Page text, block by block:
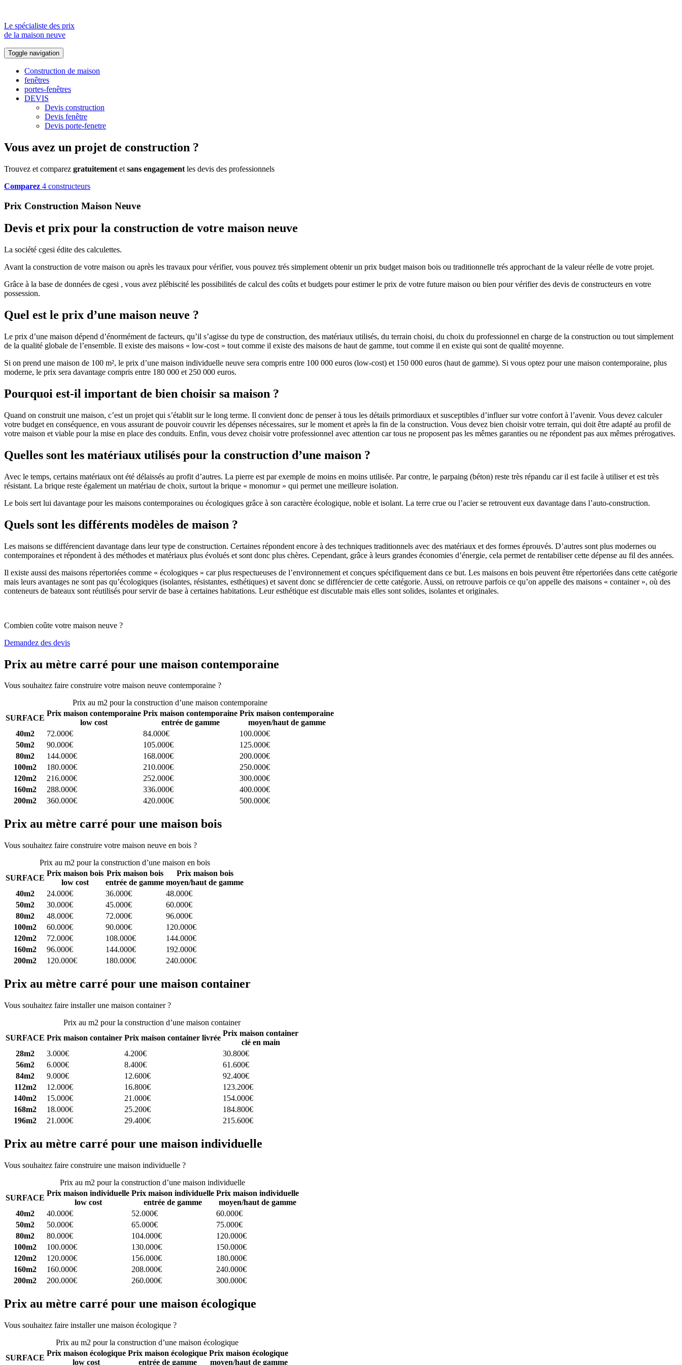
Le spécialiste des prix
de la maison neuve
Toggle navigation
Construction de maison
fenêtres
portes-fenêtres
DEVIS
Devis construction
Devis fenêtre
Devis porte-fenetre
Vous avez un projet de construction ?
Trouvez et comparez gratuitement et sans engagement les devis des professionnels
Comparez 4 constructeurs
Prix Construction Maison Neuve
Devis et prix pour la construction de votre maison neuve
La société cgesi édite des calculettes.
Avant la construction de votre maison ou après les travaux pour vérifier, vous pouvez trés simplement obtenir un prix budget maison bois ou traditionnelle trés approchant de la valeur réelle de votre projet.
Grâce à la base de données de cgesi , vous avez plébiscité les possibilités de calcul des coûts et budgets pour estimer le prix de votre future maison ou bien pour vérifier des devis de constructeurs en votre
possession.
Quel est le prix d’une maison neuve ?
Le prix d’une maison dépend d’énormément de facteurs, qu’il s’agisse du type de construction, des matériaux utilisés, du terrain choisi, du choix du professionnel en charge de la construction ou tout simplement
de la qualité globale de l’ensemble. Il existe des maisons « low-cost » tout comme il existe des maisons de haut de gamme, tout comme il en existe qui sont de qualité moyenne.
Si on prend une maison de 100 m², le prix d’une maison individuelle neuve sera compris entre 100 000 euros (low-cost) et 150 000 euros (haut de gamme). Si vous optez pour une maison contemporaine, plus
moderne, le prix sera davantage compris entre 180 000 et 250 000 euros.
Pourquoi est-il important de bien choisir sa maison ?
Quand on construit une maison, c’est un projet qui s’établit sur le long terme. Il convient donc de penser à tous les détails primordiaux et susceptibles d’influer sur votre confort à l’avenir. Vous devez calculer
votre budget en conséquence, en vous assurant de pouvoir couvrir les dépenses nécessaires, sur le moment et après la fin de la construction. Vous devez bien choisir votre terrain, qui doit être adapté au profil de
votre maison et viable pour la mise en place des conduits. Enfin, vous devez choisir votre professionnel avec attention car tous ne proposent pas les mêmes garanties ou ne répondent pas aux mêmes prérogatives.
Quelles sont les matériaux utilisés pour la construction d’une maison ?
Avec le temps, certains matériaux ont été délaissés au profit d’autres. La pierre est par exemple de moins en moins utilisée. Par contre, le parpaing (béton) reste très répandu car il est facile à utiliser et est très
résistant. La brique reste également un matériau de choix, surtout la brique « monomur » qui permet une meilleure isolation.
Le bois sert lui davantage pour les maisons contemporaines ou écologiques grâce à son caractère écologique, noble et isolant. La terre crue ou l’acier se retrouvent eux davantage dans l’auto-construction.
Quels sont les différents modèles de maison ?
Les maisons se différencient davantage dans leur type de construction. Certaines répondent encore à des techniques traditionnels avec des matériaux et des formes éprouvés. D’autres sont plus modernes ou
contemporaines et répondent à des méthodes et matériaux plus évolués et sont donc plus chères. Cependant, grâce à leurs grandes économies d’énergie, cela permet de rentabiliser cette dépense au fil des années.
Il existe aussi des maisons répertoriées comme « écologiques » car plus respectueuses de l’environnement et conçues spécifiquement dans ce but. Les maisons en bois peuvent être répertoriées dans cette catégorie
mais leurs avantages ne sont pas qu’écologiques (isolantes, résistantes, esthétiques) et savent donc se différencier de cette catégorie. Aussi, on retrouve parfois ce qu’on appelle des maisons « container », où des
conteneurs de bateaux sont réutilisés pour servir de base à certaines habitations. Leur esthétique est discutable mais elles sont solides, isolantes et originales.
Combien coûte votre maison neuve ?
Demandez des devis
Prix au mètre carré pour une maison contemporaine
Vous souhaitez faire construire votre maison neuve contemporaine ?
Prix au m2 pour la construction d’une maison contemporaine
SURFACE
Prix maison contemporaine
low cost
Prix maison contemporaine
entrée de gamme
Prix maison contemporaine
moyen/haut de gamme
40m2
72.000€ 84.000€
100.000€
50m2
90.000€ 105.000€
125.000€
80m2
144.000€ 168.000€
200.000€
100m2
180.000€ 210.000€
250.000€
120m2
216.000€ 252.000€
300.000€
160m2
288.000€ 336.000€
400.000€
200m2
360.000€ 420.000€ 500.000€
Prix au mètre carré pour une maison bois
Vous souhaitez faire construire votre maison neuve en bois ?
Prix au m2 pour la construction d’une maison en bois
SURFACE
Prix maison bois
low cost
Prix maison bois
entrée de gamme
Prix maison bois
moyen/haut de gamme
40m2
24.000€ 36.000€
48.000€
50m2
30.000€ 45.000€
60.000€
80m2
48.000€ 72.000€
96.000€
100m2
60.000€ 90.000€
120.000€
120m2
72.000€ 108.000€
144.000€
160m2
96.000€ 144.000€
192.000€
200m2
120.000€ 180.000€ 240.000€
Prix au mètre carré pour une maison container
Vous souhaitez faire installer une maison container ?
Prix au m2 pour la construction d’une maison container
SURFACE Prix maison container Prix maison container livrée
Prix maison container
clé en main
28m2
3.000€ 4.200€
30.800€
56m2
6.000€ 8.400€
61.600€
84m2
9.000€ 12.600€
92.400€
112m2
12.000€ 16.800€
123.200€
140m2
15.000€ 21.000€
154.000€
168m2
18.000€ 25.200€
184.800€
196m2
21.000€ 29.400€ 215.600€
Prix au mètre carré pour une maison individuelle
Vous souhaitez faire construire une maison individuelle ?
Prix au m2 pour la construction d’une maison individuelle
SURFACE
Prix maison individuelle
low cost
Prix maison individuelle
entrée de gamme
Prix maison individuelle
moyen/haut de gamme
40m2
40.000€ 52.000€
60.000€
50m2
50.000€ 65.000€
75.000€
80m2
80.000€ 104.000€
120.000€
100m2
100.000€ 130.000€
150.000€
120m2
120.000€ 156.000€
180.000€
160m2
160.000€ 208.000€
240.000€
200m2
200.000€ 260.000€ 300.000€
Prix au mètre carré pour une maison écologique
Vous souhaitez faire installer une maison écologique ?
Prix au m2 pour la construction d’une maison écologique
SURFACE
Prix maison écologique
low cost
Prix maison écologique
entrée de gamme
Prix maison écologique
moyen/haut de gamme